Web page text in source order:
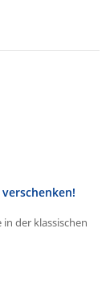
der klassischen